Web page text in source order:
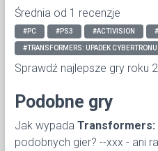
Średnia od 1 recenzje
#PC #PS3 #ACTIVISION
#TRANSFORMERS: UPADEK CYBERTRONU
Sprawdź najlepsze gry roku
Podobne gry
Jak wypada Transformers:
podobnych gier? --xxx - ani